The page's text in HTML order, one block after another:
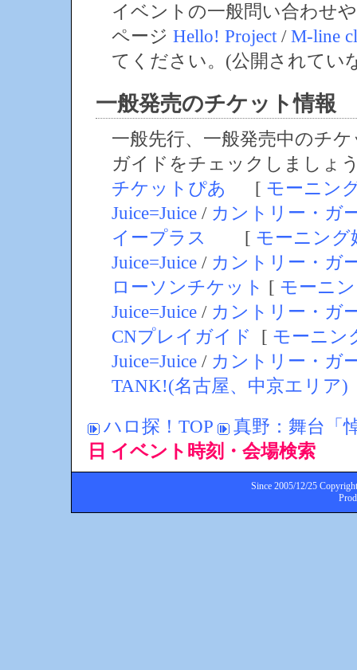
イベントの一般問い合わせ
ページ Hello! Project /M-line
てください。(公開されてい
一般発売のチケット情報
一般先行、一般発売中のチ
ガイドをチェックしましょ
チケットぴあ
[ モーニン
Juice=Juice / カントリー・ガ
イープラス
[ モーニング
Juice=Juice / カントリー・ガ
ローソンチケット [ モーニ
Juice=Juice / カントリー・ガ
CNプレイガイド
[ モーニン
Juice=Juice / カントリー・ガ
TANK!(名古屋、中京エリア)
ハロ探！TOP
真野：舞台「
日 イベント時刻・会場検索
Since 2005/12/25